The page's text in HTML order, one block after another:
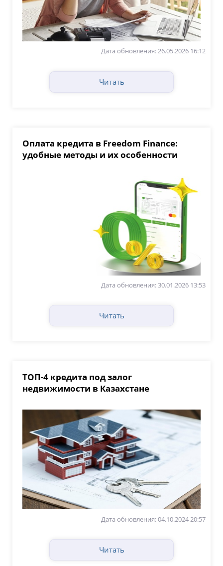
Дата обновления: 26.05.2026 16:12
Читать
Оплата кредита в Freedom Finance:
удобные методы и их особенности
Дата обновления: 30.01.2026 13:53
Читать
ТОП-4 кредита под залог
недвижимости в Казахстане
Дата обновления: 04.10.2024 20:57
Читать